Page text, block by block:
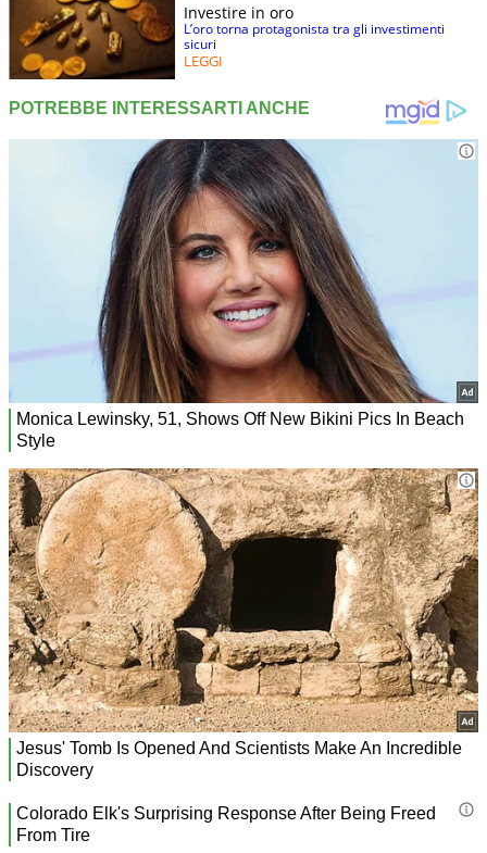
Investire in oro
L’oro torna protagonista tra gli investimenti
sicuri
LEGGI